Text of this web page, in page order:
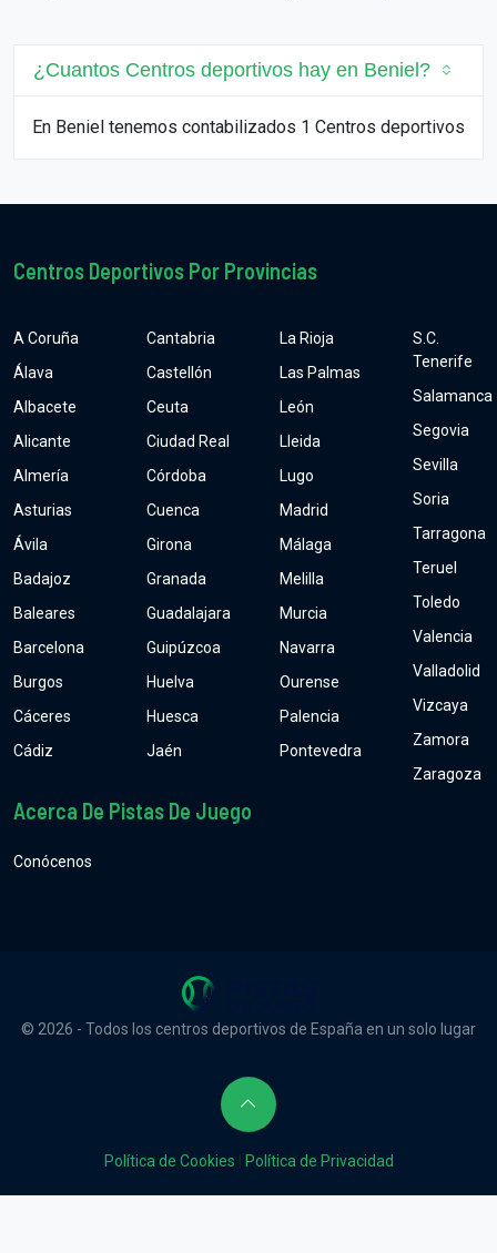
¿Cuantos Centros deportivos hay en Beniel?
En Beniel tenemos contabilizados 1 Centros deportivos
Centros Deportivos Por Provincias
A Coruña
Álava
Albacete
Alicante
Almería
Asturias
Ávila
Badajoz
Baleares
Barcelona
Burgos
Cáceres
Cádiz
Cantabria
Castellón
Ceuta
Ciudad Real
Córdoba
Cuenca
Girona
Granada
Guadalajara
Guipúzcoa
Huelva
Huesca
Jaén
La Rioja
Las Palmas
León
Lleida
Lugo
Madrid
Málaga
Melilla
Murcia
Navarra
Ourense
Palencia
Pontevedra
S.C.
Tenerife
Salamanca
Segovia
Sevilla
Soria
Tarragona
Teruel
Toledo
Valencia
Valladolid
Vizcaya
Zamora
Zaragoza
Acerca De Pistas De Juego
Conócenos
© 2026 - Todos los centros deportivos de España en un solo lugar
Política de Cookies Política de Privacidad